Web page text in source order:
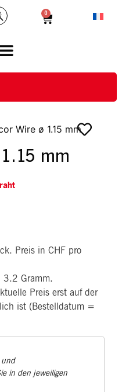
0
Wire ø 1.15 mm
mm
Preis in CHF pro
3.2 Gramm.
Preis erst auf der
ist (Bestelldatum =
und
in den jeweiligen